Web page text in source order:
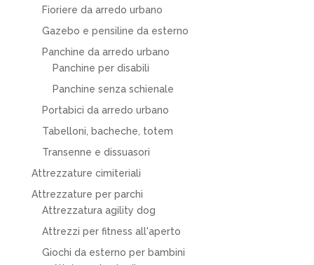
Fioriere da arredo urbano
Gazebo e pensiline da esterno
Panchine da arredo urbano
Panchine per disabili
Panchine senza schienale
Portabici da arredo urbano
Tabelloni, bacheche, totem
Transenne e dissuasori
Attrezzature cimiteriali
Attrezzature per parchi
Attrezzatura agility dog
Attrezzi per fitness all'aperto
Giochi da esterno per bambini